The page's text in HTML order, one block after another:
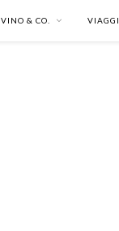
VINO & CO. VIAGGI